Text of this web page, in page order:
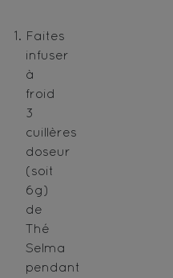
Faites
infuser
à
froid
3
cuillères
doseur
(soit
6g)
de
Thé
Selma
pendant